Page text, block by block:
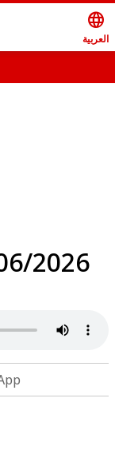
language
العربية
2026